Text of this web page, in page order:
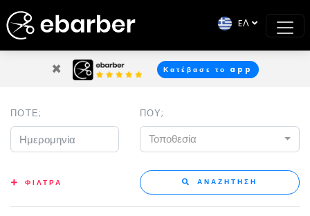
× Κατέβασε το app
EΛ
ΠΟΤΕ; ΠΟΥ;
Τοποθεσία
ΦΙΛΤΡΑ ΑΝΑΖΗΤΗΣΗ